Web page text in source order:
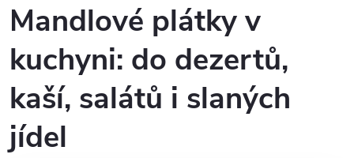
Mandlové plátky v
kuchyni: do dezertů,
kaší, salátů i slaných
jídel